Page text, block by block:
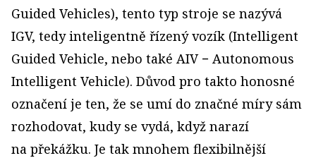
Guided Vehicles), tento typ stroje se nazývá
IGV, tedy inteligentně řízený vozík (Intelligent
Guided Vehicle, nebo také AIV − Autonomous
Intelligent Vehicle). Důvod pro takto honosné
označení je ten, že se umí do značné míry sám
rozhodovat, kudy se vydá, když narazí
na překážku. Je tak mnohem flexibilnější